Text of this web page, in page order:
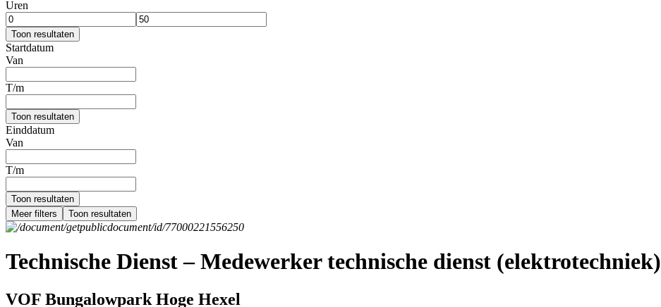
Uren
Toon resultaten
Startdatum
Van
T/m
Toon resultaten
Einddatum
Van
T/m
Toon resultaten
Meer filters
Toon resultaten
Technische Dienst – Medewerker technische dienst (elektrotechniek)
VOF Bungalowpark Hoge Hexel